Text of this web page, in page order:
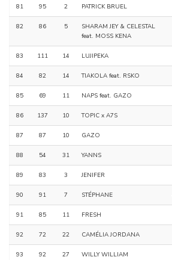
81 95 2 PATRICK BRUEL
82 86 5
SHARAM JEY & CELESTAL
feat. MOSS KENA
83 111 14 LUJIPEKA
84 82 14 TIAKOLA feat. RSKO
85 69 11 NAPS feat. GAZO
86 137 10 TOPIC x A7S
87 87 10 GAZO
88 54 31 YANNS
89 83 3 JENIFER
90 91 7 STÉPHANE
91 85 11 FRESH
92 72 22 CAMÉLIA JORDANA
93 92 27 WILLY WILLIAM